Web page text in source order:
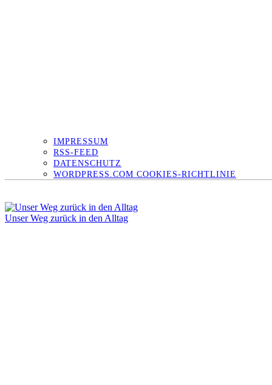
IMPRESSUM
RSS-FEED
DATENSCHUTZ
WORDPRESS.COM COOKIES-RICHTLINIE
Unser Weg zurück in den Alltag